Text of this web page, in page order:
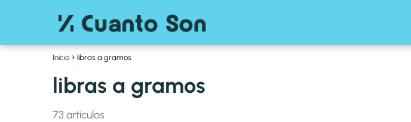
Inicio libras a gramos
libras a gramos
73 artículos